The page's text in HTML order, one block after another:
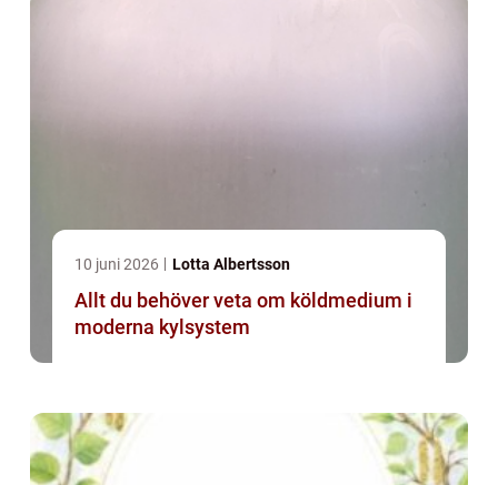
10 juni 2026 Lotta Albertsson
Allt du behöver veta om köldmedium i
moderna kylsystem